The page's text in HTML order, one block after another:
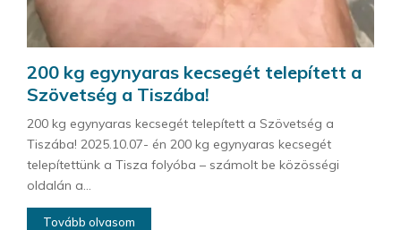
200 kg egynyaras kecsegét telepített a
Szövetség a Tiszába!
200 kg egynyaras kecsegét telepített a Szövetség a
Tiszába! 2025.10.07- én 200 kg egynyaras kecsegét
telepítettünk a Tisza folyóba – számolt be közösségi
oldalán a...
Tovább olvasom